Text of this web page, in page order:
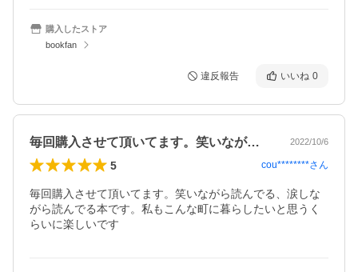
購入したストア
bookfan
違反報告 いいね 0
毎回購入させて頂いてます。笑いながら読… 2022/10/6
5 cou********さん
毎回購入させて頂いてます。笑いながら読んでる、涙しな
がら読んでる本です。私もこんな町に暮らしたいと思うく
らいに楽しいです